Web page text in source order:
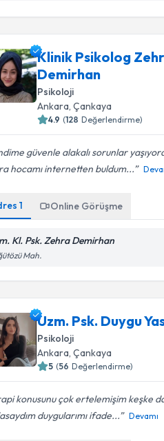
Klinik Psikolog
Demirhan
Psikoloji
Ankara, Çankaya
4.9 (128 Değerlendirme)
güvenle alakalı sorunlar
hocamı internetten buldum...
1 Online Görüşme
Kl. Psk. Zehra Demirhan
Mah.
Uzm. Psk. Duygu
Psikoloji
Ankara, Çankaya
5 (56 Değerlendirme)
konusunu çok ertelemişim keşke
duygularımı ifade...
Devamı